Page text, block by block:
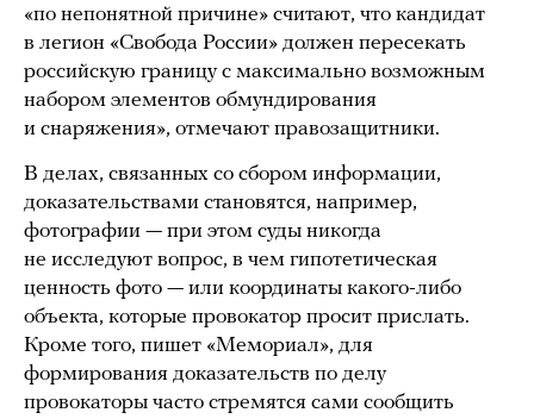
«по непонятной причине» считают, что кандидат
в легион «Свобода России» должен пересекать
российскую границу с максимально возможным
набором элементов обмундирования
и снаряжения», отмечают правозащитники.
В делах, связанных со сбором информации,
доказательствами становятся, например,
фотографии — при этом суды никогда
не исследуют вопрос, в чем гипотетическая
ценность фото — или координаты какого-либо
объекта, которые провокатор просит прислать.
Кроме того, пишет «Мемориал», для
формирования доказательств по делу
провокаторы часто стремятся сами сообщить